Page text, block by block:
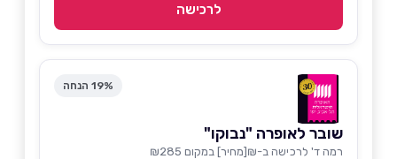
לרכישה
19% הנחה
שובר לאופרה "נבוקו"
רמה ד' לרכישה ב-₪[מחיר] במקום ₪285